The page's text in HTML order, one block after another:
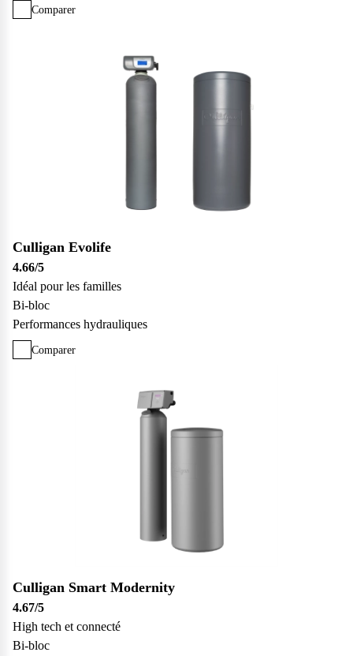
Comparer
Culligan Evolife
4.66/5
Idéal pour les familles
Bi-bloc
Performances hydrauliques
Comparer
Culligan Smart Modernity
4.67/5
High tech et connecté
Bi-bloc